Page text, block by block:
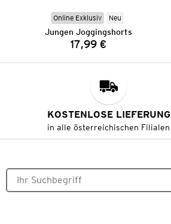
Online Exklusiv Neu
Jungen Joggingshorts
Preis:
17,99 €
KOSTENLOSE LIEFERUNG
in alle österreichischen Filialen